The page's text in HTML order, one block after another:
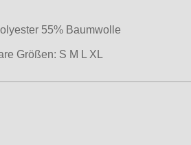
55% Baumwolle
Größen: S M L XL